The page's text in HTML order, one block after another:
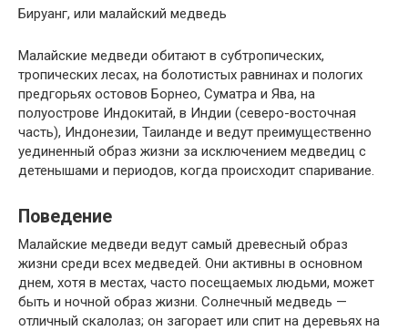
Бируанг, или малайский медведь
Малайские медведи обитают в субтропических,
тропических лесах, на болотистых равнинах и пологих
предгорьях остовов Борнео, Суматра и Ява, на
полуострове Индокитай, в Индии (северо-восточная
часть), Индонезии, Таиланде и ведут преимущественно
уединенный образ жизни за исключением медведиц с
детенышами и периодов, когда происходит спаривание.
Поведение
Малайские медведи ведут самый древесный образ
жизни среди всех медведей. Они активны в основном
днем, хотя в местах, часто посещаемых людьми, может
быть и ночной образ жизни. Солнечный медведь —
отличный скалолаз; он загорает или спит на деревьях на